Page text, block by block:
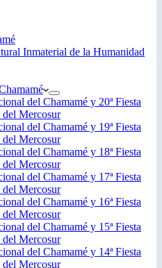
Inmaterial de la Humanidad
del Chamamé y 20ª Fiesta
del Mercosur
del Chamamé y 19ª Fiesta
del Mercosur
del Chamamé y 18ª Fiesta
del Mercosur
del Chamamé y 17ª Fiesta
del Mercosur
del Chamamé y 16ª Fiesta
del Mercosur
del Chamamé y 15ª Fiesta
del Mercosur
del Chamamé y 14ª Fiesta
del Mercosur